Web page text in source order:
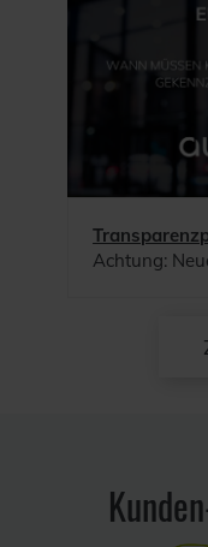
Achtung: Neue Pflicht